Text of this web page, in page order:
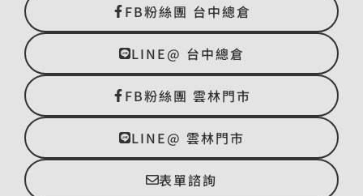
FB粉絲團 台中總倉
LINE@ 台中總倉
FB粉絲團 雲林門市
LINE@ 雲林門市
表單諮詢